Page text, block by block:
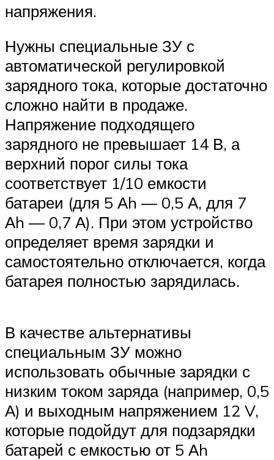
напряжения.
Нужны специальные ЗУ с
автоматической регулировкой
зарядного тока, которые достаточно
сложно найти в продаже.
Напряжение подходящего
зарядного не превышает 14 В, а
верхний порог силы тока
соответствует 1/10 емкости
батареи (для 5 Аh — 0,5 А, для 7
Аh — 0,7 А). При этом устройство
определяет время зарядки и
самостоятельно отключается, когда
батарея полностью зарядилась.
В качестве альтернативы
специальным ЗУ можно
использовать обычные зарядки с
низким током заряда (например, 0,5
А) и выходным напряжением 12 V,
которые подойдут для подзарядки
батарей с емкостью от 5 Аh